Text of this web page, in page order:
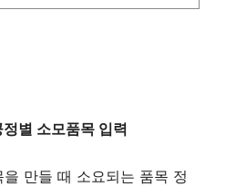
별 소모품목 입력
만들 때 소요되는 품목 정